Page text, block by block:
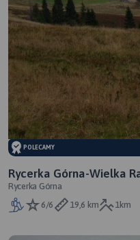
POLECAMY
Rycerka Górna-Wielka
Górna
Rycerka Górna
6/6
19,6 km 1km